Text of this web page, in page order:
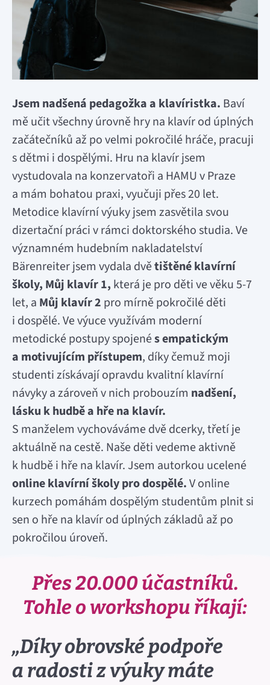
Jsem nadšená pedagožka a klavíristka. Baví
mě učit všechny úrovně hry na klavír od úplných
začátečníků až po velmi pokročilé hráče, pracuji
s dětmi i dospělými. Hru na klavír jsem
vystudovala na konzervatoři a HAMU v Praze
a mám bohatou praxi, vyučuji přes 20 let.
Metodice klavírní výuky jsem zasvětila svou
dizertační práci v rámci doktorského studia. Ve
významném hudebním nakladatelství
Bärenreiter jsem vydala dvětištěné klavírní
školy, Můj klavír 1, která je pro děti ve věku 5-7
let, a Můj klavír 2 pro mírně pokročilé děti
i dospělé. Ve výuce využívám moderní
metodické postupy spojenés empatickým
a motivujícím přístupem, díky čemuž moji
studenti získávají opravdu kvalitní klavírní
návyky a zároveň v nich probouzím nadšení,
lásku k hudbě a hře na klavír.
S manželem vychováváme dvě dcerky, třetí je
aktuálně na cestě. Naše děti vedeme aktivně
k hudbě i hře na klavír. Jsem autorkou ucelené
online klavírní školy pro dospělé.V online
kurzech pomáhám dospělým studentům plnit si
sen o hře na klavír od úplných základů až po
pokročilou úroveň.
Přes 20.000 účastníků.
Tohle o workshopu říkají:
„Díky obrovské podpoře
a radosti z výuky máte